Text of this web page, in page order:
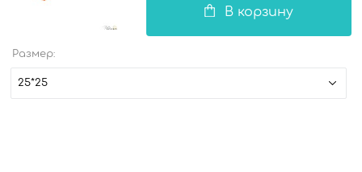
В корзину
Размер:
25*25